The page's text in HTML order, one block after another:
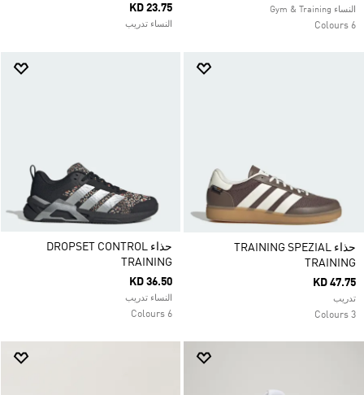
النساء Gym & Training
6 Colours
KD 23.75
النساء تدريب
حذاء TRAINING SPEZIAL
TRAINING
KD 47.75
تدريب
3 Colours
حذاء DROPSET CONTROL
TRAINING
KD 36.50
النساء تدريب
6 Colours